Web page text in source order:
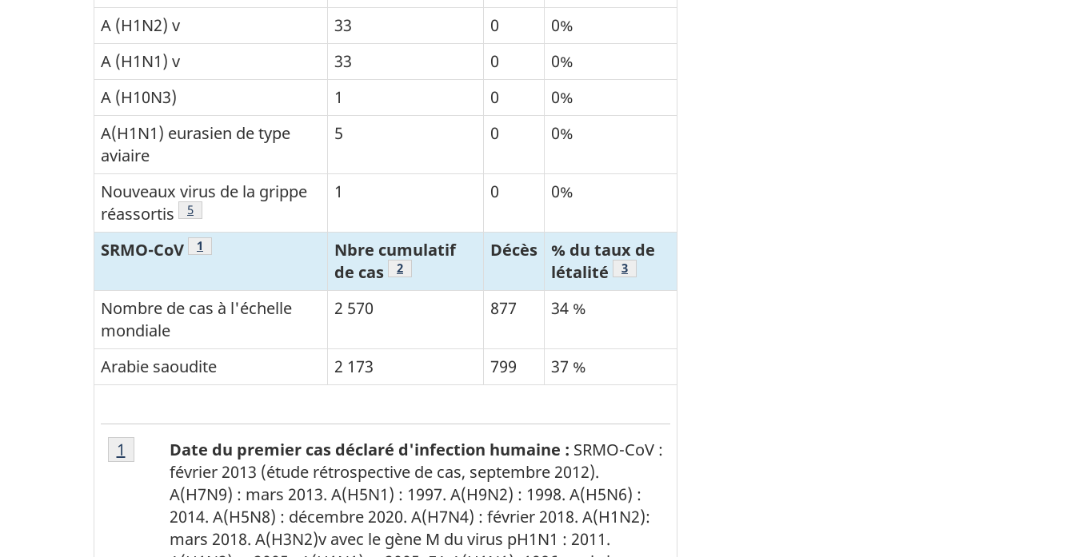
A (H1N2) v
33 0
0%
A (H1N1) v
33 0
0%
A (H10N3)
1 0
0%
A(H1N1) eurasien de type
aviaire
5 0 0%
Nouveaux virus de la grippe
réassortis
Tableau 1 Note de bas de page
5
1 0 0%
SRMO-CoV Tableau 1 Note de bas de page
1
Nbre cumulatif
de cas
Tableau 1 Note de bas de page
2
Décès
% du taux de
létalité
Tableau 1 Note de bas de page
3
Nombre de cas à l'échelle
mondiale
2 570 877 34 %
Arabie saoudite 2 173 799 37 %
Tableau
1
Date du premier cas déclaré d'infection humaine : SRMO-CoV :
février 2013 (étude rétrospective de cas, septembre 2012).
A(H7N9) : mars 2013. A(H5N1) : 1997. A(H9N2) : 1998. A(H5N6) :
2014. A(H5N8) : décembre 2020. A(H7N4) : février 2018. A(H1N2):
mars 2018. A(H3N2)v avec le gène M du virus pH1N1 : 2011.
Tableau 1 Retour à la référence de la note de bas de page
1